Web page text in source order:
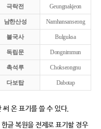
극락전 Geungnakjeon
남한산성 Namhansanseong
불국사 Bulguksa
독립문 Dongnimmun
촉석루 Chokseongnu
다보탑 Dabotap
온 표기를 쓸 수 있다.
글 복원을 전제로 표기할 경우